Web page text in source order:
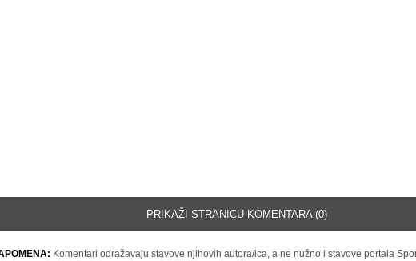
PRIKAŽI STRANICU KOMENTARA (0)
Komentari odražavaju stavove njihovih autora/ica, a ne nužno i stavove portala